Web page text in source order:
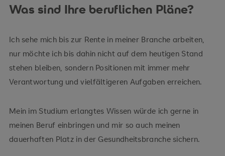
Was sind Ihre beruflichen Pläne?
Ich sehe mich bis zur Rente in meiner Branche arbeiten,
nur möchte ich bis dahin nicht auf dem heutigen Stand
stehen bleiben, sondern Positionen mit immer mehr
Verantwortung und vielfältigeren Aufgaben erreichen.
Mein im Studium erlangtes Wissen würde ich gerne in
meinen Beruf einbringen und mir so auch meinen
dauerhaften Platz in der Gesundheitsbranche sichern.